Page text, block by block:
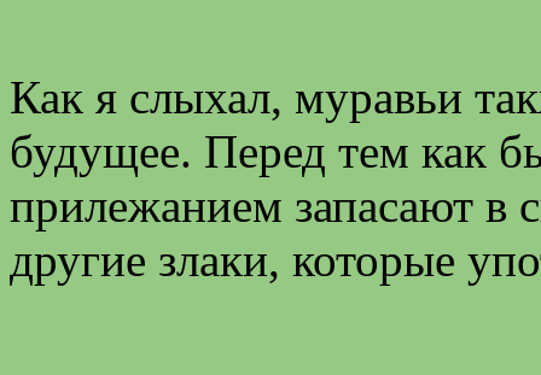
Как я слыхал, муравьи
будущее. Перед тем как
прилежанием запасают в
другие злаки, которые